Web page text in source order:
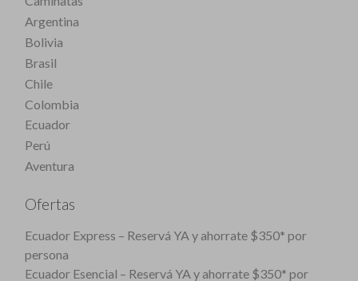
Argentina
Bolivia
Brasil
Chile
Colombia
Ecuador
Perú
Aventura
Ofertas
Ecuador Express – Reservá YA y ahorrate $350* por
persona
Ecuador Esencial – Reservá YA y ahorrate $350* por